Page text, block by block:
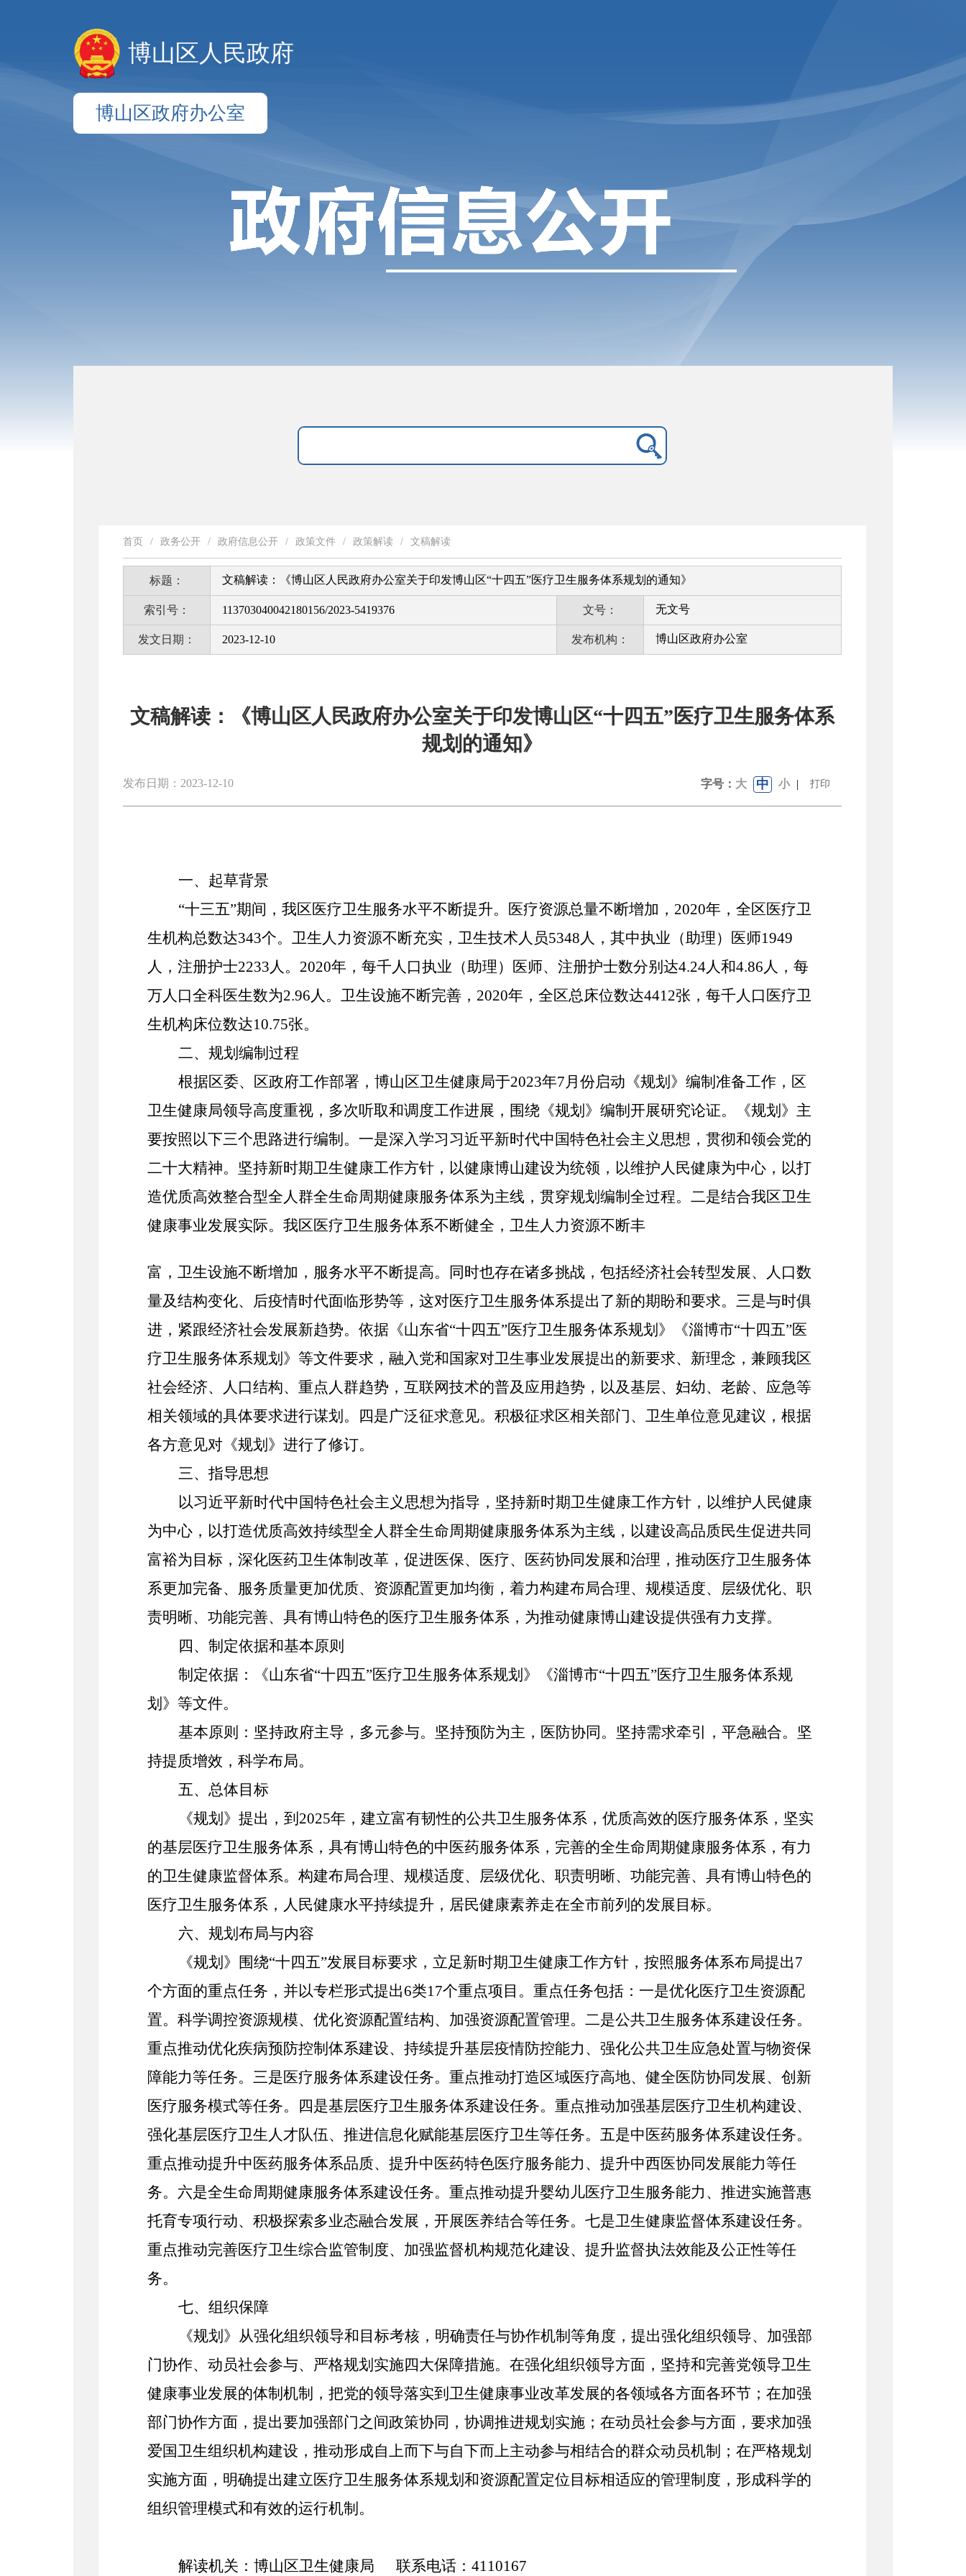
博山区人民政府
博山区政府办公室
首页 / 政务公开 / 政府信息公开 / 政策文件 / 政策解读 / 文稿解读
标题： 文稿解读：《博山区人民政府办公室关于印发博山区“十四五”医疗卫生服务体系规划的通知》
索引号： 113703040042180156/2023-5419376 文号： 无文号
发文日期： 2023-12-10 发布机构： 博山区政府办公室
文稿解读：《博山区人民政府办公室关于印发博山区“十四五”医疗卫生服务体系
规划的通知》
发布日期：2023-12-10 字号： 大 中 小 | 打印
一、起草背景
“十三五”期间，我区医疗卫生服务水平不断提升。医疗资源总量不断增加， 2020年， 全区医疗卫
生机构总数达343个。卫生人力资源不断充实，卫生技术人员5348人，其中执业（助理）医师1949
人，注册护士2233人。2020年，每千人口执业（助理）医师、注册护士数分别达4.24人和4.86人，每
万人口全科医生数为2.96人。卫生设施不断完善，2020年，全区总床位数达4412张，每千人口医疗卫
生机构床位数达10.75张。
二、规划编制过程
根据区委、 区政府工作部署， 博山区卫生健康局于2023年7月份启动《规划》编制准备工作， 区
卫生健康局领导高度重视，多次听取和调度工作进展，围绕《规划》编制开展研究论证。《规划》主
要按照以下三个思路进行编制。一是深入学习习近平新时代中国特色社会主义思想，贯彻和领会党的
二十大精神。坚持新时期卫生健康工作方针，以健康博山建设为统领，以维护人民健康为中心，以打
造优质高效整合型全人群全生命周期健康服务体系为主线，贯穿规划编制全过程。二是结合我区卫生
健康事业发展实际。我区医疗卫生服务体系不断健全，卫生人力资源不断丰
富，卫生设施不断增加，服务水平不断提高。同时也存在诸多挑战，包括经济社会转型发展、人口数
量及结构变化、后疫情时代面临形势等，这对医疗卫生服务体系提出了新的期盼和要求。三是与时俱
进，紧跟经济社会发展新趋势。依据《山东省“十四五”医疗卫生服务体系规划》《淄博市“十四五”医
疗卫生服务体系规划》等文件要求，融入党和国家对卫生事业发展提出的新要求、新理念，兼顾我区
社会经济、人口结构、重点人群趋势，互联网技术的普及应用趋势，以及基层、妇幼、老龄、应急等
相关领域的具体要求进行谋划。四是广泛征求意见。 积极征求区相关部门、 卫生单位意见建议 ，根据
各方意见对《规划》进行了修订。
三、指导思想
以习近平新时代中国特色社会主义思想为指导，坚持新时期卫生健康工作方针，以维护人民健康
为中心，以打造优质高效持续型全人群全生命周期健康服务体系为主线，以建设高品质民生促进共同
富裕为目标，深化医药卫生体制改革，促进医保、医疗、医药协同发展和治理，推动医疗卫生服务体
系更加完备、服务质量更加优质、资源配置更加均衡，着力构建布局合理、规模适度、层级优化、职
责明晰、功能完善、具有博山特色的医疗卫生服务体系，为推动健康博山建设提供强有力支撑。
四、制定依据和基本原则
制定依据：《山东省“十四五”医疗卫生服务体系规划》《淄博市“十四五”医疗卫生服务体系规
划》等文件。
基本原则：坚持政府主导，多元参与。坚持预防为主，医防协同。坚持需求牵引，平急融合。坚
持提质增效，科学布局。
五、总体目标
《规划》提出，到2025年，建立富有韧性的公共卫生服务体系，优质高效的医疗服务体系，坚实
的基层医疗卫生服务体系，具有博山特色的中医药服务体系，完善的全生命周期健康服务体系，有力
的卫生健康监督体系。构建布局合理、规模适度、层级优化、职责明晰、功能完善、具有博山特色的
医疗卫生服务体系，人民健康水平持续提升，居民健康素养走在全市前列的发展目标。
六、规划布局与内容
《规划》围绕“十四五”发展目标要求，立足新时期卫生健康工作方针，按照服务体系布局提出7
个方面的重点任务，并以专栏形式提出6类17个重点项目。重点任务包括：一是优化医疗卫生资源配
置。科学调控资源规模、优化资源配置结构、加强资源配置管理。二是公共卫生服务体系建设任务。
重点推动优化疾病预防控制体系建设、持续提升基层疫情防控能力、强化公共卫生应急处置与物资保
障能力等任务。三是医疗服务体系建设任务。重点推动打造区域医疗高地、健全医防协同发展、创新
医疗服务模式等任务。四是基层医疗卫生服务体系建设任务。重点推动加强基层医疗卫生机构建设、
强化基层医疗卫生人才队伍、推进信息化赋能基层医疗卫生等任务。五是中医药服务体系建设任务。
重点推动提升中医药服务体系品质、提升中医药特色医疗服务能力、提升中西医协同发展能力等任
务。六是全生命周期健康服务体系建设任务。重点推动提升婴幼儿医疗卫生服务能力、推进实施普惠
托育专项行动、积极探索多业态融合发展，开展医养结合等任务。七是卫生健康监督体系建设任务。
重点推动完善医疗卫生综合监管制度、加强监督机构规范化建设、提升监督执法效能及公正性等任
务。
七、组织保障
《规划》从强化组织领导和目标考核，明确责任与协作机制等角度，提出强化组织领导、加强部
门协作、动员社会参与、严格规划实施四大保障措施。在强化组织领导方面，坚持和完善党领导卫生
健康事业发展的体制机制，把党的领导落实到卫生健康事业改革发展的各领域各方面各环节；在加强
部门协作方面，提出要加强部门之间政策协同，协调推进规划实施；在动员社会参与方面，要求加强
爱国卫生组织机构建设，推动形成自上而下与自下而上主动参与相结合的群众动员机制；在严格规划
实施方面，明确提出建立医疗卫生服务体系规划和资源配置定位目标相适应的管理制度，形成科学的
组织管理模式和有效的运行机制 。
解读机关：博山区卫生健康局 联系电话：4110167